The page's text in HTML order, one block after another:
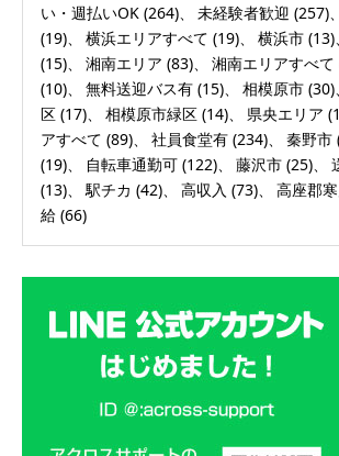
い・週払いOK (264) 未経験者歓迎 (257)
(19)
横浜エリアすべて (19) 横浜市 (13)
(15)
湘南エリア (83) 湘南エリアすべて
(10)
無料送迎バス有 (15) 相模原市 (30)
区 (17) 相模原市緑区 (14) 県央エリア
アすべて (89) 社員食堂有 (234) 秦野市
(19)
自転車通勤可 (122) 藤沢市 (25)
(13)
駅チカ (42) 高収入 (73) 高座郡
給 (66)